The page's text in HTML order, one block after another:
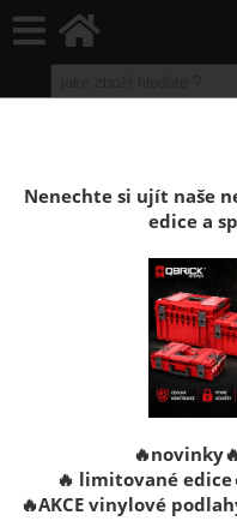
Hák Qbrick
Střední hák Qbrick
pro zavěšení nářadí,
Kompatibilní s panely
snadno přemístitelný.
Nenechte si ujít naše
edice a
🔥 limitované
🔥AKCE vinylové